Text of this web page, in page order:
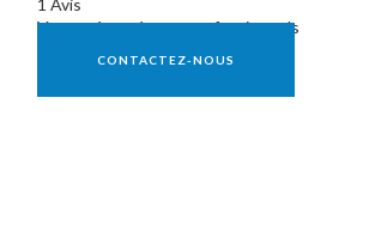
1 Avis
Vente réservée aux professionnels
CONTACTEZ-NOUS